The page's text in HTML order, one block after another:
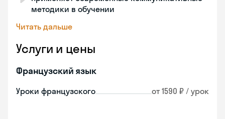
методики в обучении
Читать дальше
Услуги и цены
Французский язык
Уроки французского от 1590 ₽ / урок